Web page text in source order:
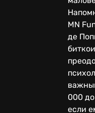
MN
де
000
если